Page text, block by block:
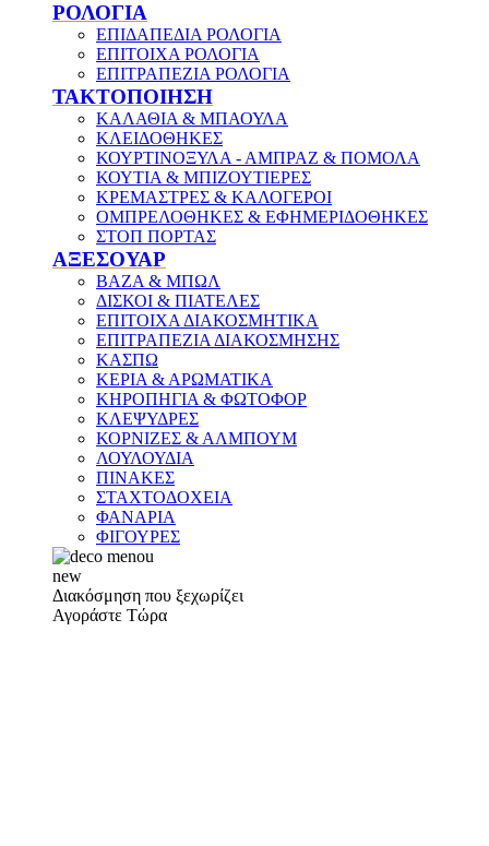
ΡΟΛΟΓΙΑ
ΕΠΙΔΑΠΕΔΙΑ ΡΟΛΟΓΙΑ
ΕΠΙΤΟΙΧΑ ΡΟΛΟΓΙΑ
ΕΠΙΤΡΑΠΕΖΙΑ ΡΟΛΟΓΙΑ
ΤΑΚΤΟΠΟΙΗΣΗ
ΚΑΛΑΘΙΑ & ΜΠΑΟΥΛΑ
ΚΛΕΙΔΟΘΗΚΕΣ
ΚΟΥΡΤΙΝΟΞΥΛΑ - ΑΜΠΡΑΖ & ΠΟΜΟΛΑ
ΚΟΥΤΙΑ & ΜΠΙΖΟΥΤΙΕΡΕΣ
ΚΡΕΜΑΣΤΡΕΣ & ΚΑΛΟΓΕΡΟΙ
ΟΜΠΡΕΛΟΘΗΚΕΣ & ΕΦΗΜΕΡΙΔΟΘΗΚΕΣ
ΣΤΟΠ ΠΟΡΤΑΣ
ΑΞΕΣΟΥΑΡ
ΒΑΖΑ & ΜΠΩΛ
ΔΙΣΚΟΙ & ΠΙΑΤΕΛΕΣ
ΕΠΙΤΟΙΧΑ ΔΙΑΚΟΣΜΗΤΙΚΑ
ΕΠΙΤΡΑΠΕΖΙΑ ΔΙΑΚΟΣΜΗΣΗΣ
ΚΑΣΠΩ
ΚΕΡΙΑ & ΑΡΩΜΑΤΙΚΑ
ΚΗΡΟΠΗΓΙΑ & ΦΩΤΟΦΟΡ
ΚΛΕΨΥΔΡΕΣ
ΚΟΡΝΙΖΕΣ & ΑΛΜΠΟΥΜ
ΛΟΥΛΟΥΔΙΑ
ΠΙΝΑΚΕΣ
ΣΤΑΧΤΟΔΟΧΕΙΑ
ΦΑΝΑΡΙΑ
ΦΙΓΟΥΡΕΣ
new
Διακόσμηση που ξεχωρίζει
Αγοράστε Τώρα